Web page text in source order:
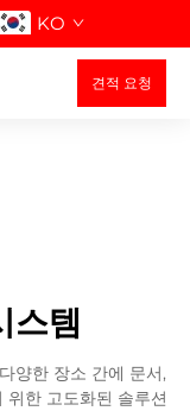
KO
견적 요청
스템
양한 장소 간에 문서,
한 고도화된 솔루션